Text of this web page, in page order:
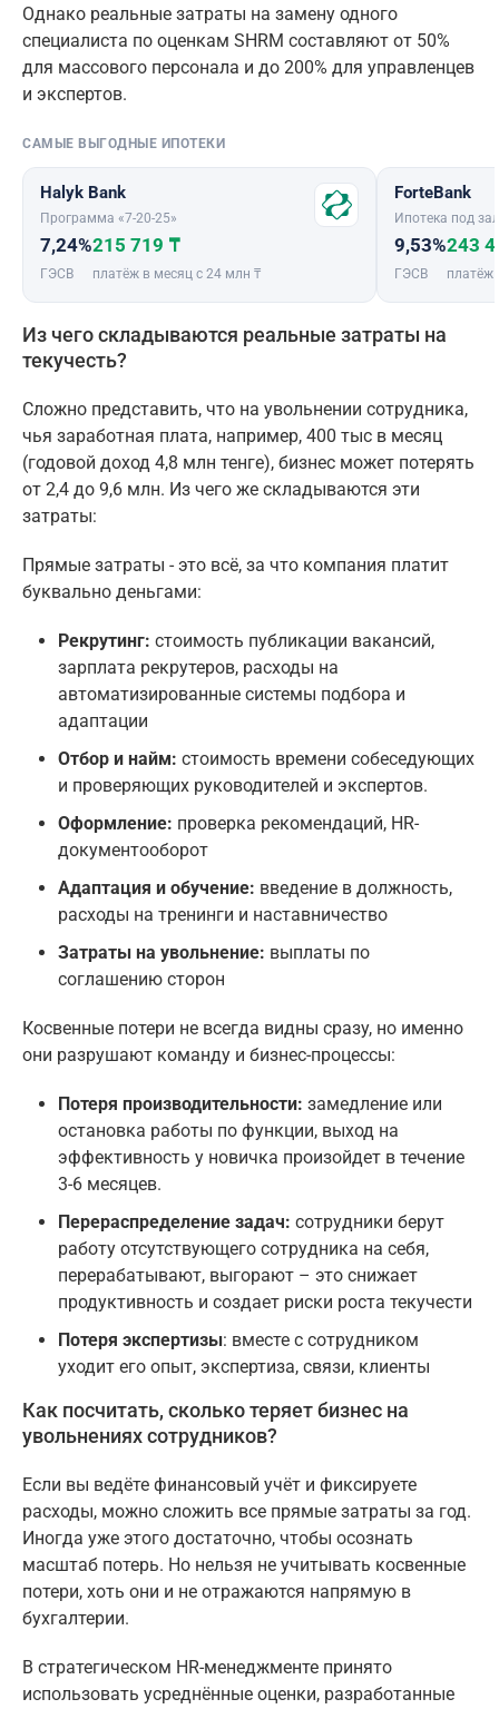
Однако реальные затраты на замену одного
специалиста по оценкам SHRM составляют от 50%
для массового персонала и до 200% для управленцев
и экспертов.
САМЫЕ ВЫГОДНЫЕ ИПОТЕКИ
Halyk Bank
Программа «7-20-25»
7,24%
ГЭСВ
215 719 ₸
платёж в месяц с 24 млн ₸
ForteBank
Ипотека под
9,53%
ГЭСВ
243
платёж
Из чего складываются реальные затраты на
текучесть?
Сложно представить, что на увольнении сотрудника,
чья заработная плата, например, 400 тыс в месяц
(годовой доход 4,8 млн тенге), бизнес может потерять
от 2,4 до 9,6 млн. Из чего же складываются эти
затраты:
Прямые затраты - это всё, за что компания платит
буквально деньгами:
Рекрутинг: стоимость публикации вакансий,
зарплата рекрутеров, расходы на
автоматизированные системы подбора и
адаптации
Отбор и найм: стоимость времени собеседующих
и проверяющих руководителей и экспертов.
Оформление: проверка рекомендаций, HR-
документооборот
Адаптация и обучение: введение в должность,
расходы на тренинги и наставничество
Затраты на увольнение: выплаты по
соглашению сторон
Косвенные потери не всегда видны сразу, но именно
они разрушают команду и бизнес-процессы:
Потеря производительности: замедление или
остановка работы по функции, выход на
эффективность у новичка произойдет в течение
3-6 месяцев.
Перераспределение задач: сотрудники берут
работу отсутствующего сотрудника на себя,
перерабатывают, выгорают – это снижает
продуктивность и создает риски роста текучести
Потеря экспертизы: вместе с сотрудником
уходит его опыт, экспертиза, связи, клиенты
Как посчитать, сколько теряет бизнес на
увольнениях сотрудников?
Если вы ведёте финансовый учёт и фиксируете
расходы, можно сложить все прямые затраты за год.
Иногда уже этого достаточно, чтобы осознать
масштаб потерь. Но нельзя не учитывать косвенные
потери, хоть они и не отражаются напрямую в
бухгалтерии.
В стратегическом HR-менеджменте принято
использовать усреднённые оценки, разработанные